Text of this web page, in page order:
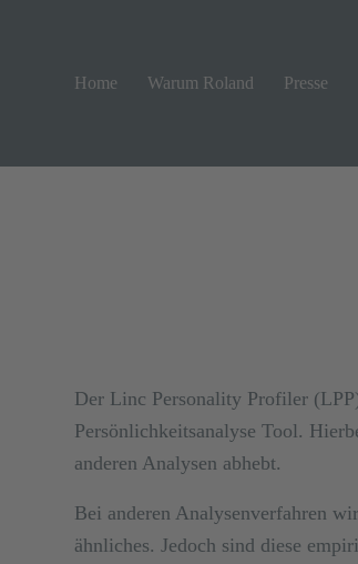
Home Warum Roland Presse
Der Linc Personality Profiler
Persönlichkeitsanalyse Tool.
anderen Analysen abhebt.
Bei anderen Analysenverfahren
ähnliches. Jedoch sind diese